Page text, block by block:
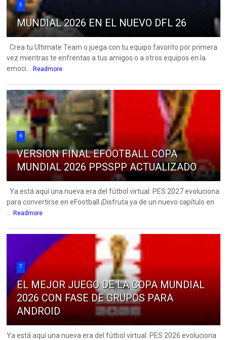
5
MUNDIAL 2026 EN EL NUEVO DFL 26
Crea tu Ultimate Team o juega con tu equipo favorito por primera
vez mientras te enfrentas a tus amigos o a otros equipos en la
emoci...
Readmore
6
VERSION FINAL EFOOTBALL COPA
MUNDIAL 2026 PPSSPP ACTUALIZADO
Ya está aquí una nueva era del fútbol virtual: PES 2027 evoluciona
para convertirse en eFootball ¡Disfruta ya de un nuevo capítulo en
Readmore
7
EL MEJOR JUEGO DE LA COPA MUNDIAL
2026 CON FASE DE GRUPOS PARA
ANDROID
Ya está aquí una nueva era del fútbol virtual: PES 2026 evoluciona